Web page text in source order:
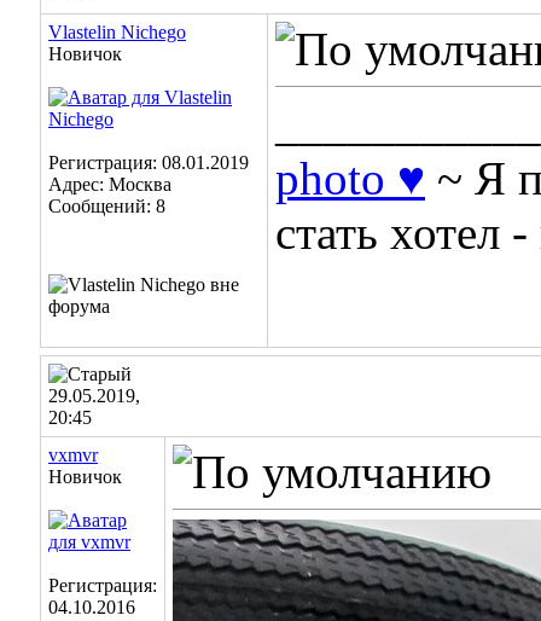
Vlastelin Nichego
Новичок
Регистрация: 08.01.2019
Адрес: Москва
Сообщений: 8
photo ♥ ~ Я
стать хотел
29.05.2019,
20:45
vxmvr
Новичок
Регистрация:
04.10.2016